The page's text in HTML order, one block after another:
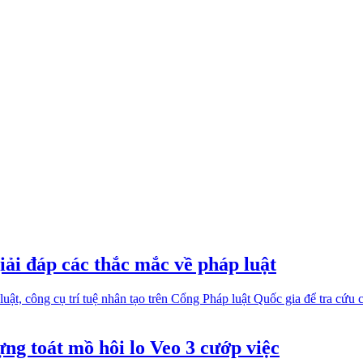
đáp các thắc mắc về pháp luật
công cụ trí tuệ nhân tạo trên Cổng Pháp luật Quốc gia để tra
toát mồ hôi lo Veo 3 cướp việc